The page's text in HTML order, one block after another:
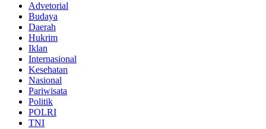
Advetorial
Budaya
Daerah
Hukrim
Iklan
Internasional
Kesehatan
Nasional
Pariwisata
Politik
POLRI
TNI